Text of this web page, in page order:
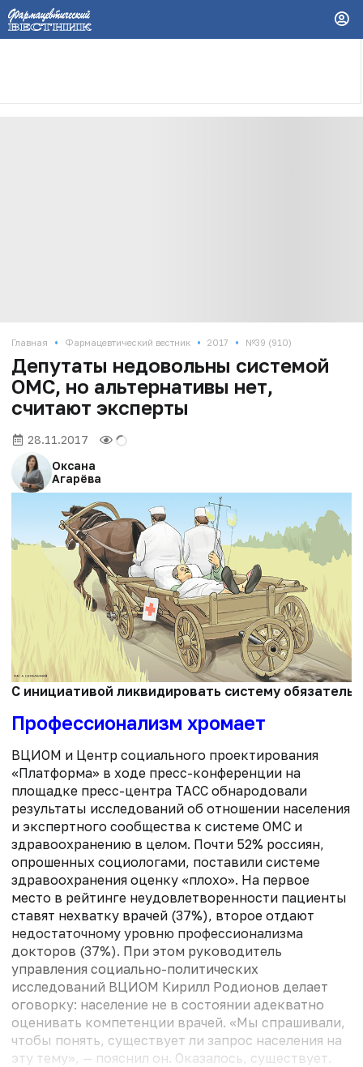
Главная • Фармацевтический вестник • 2017 • №39 (910)
Депутаты недовольны системой
ОМС, но альтернативы нет,
считают эксперты
28.11.2017
Оксана
Агарёва
С инициативой ликвидировать систему
Профессионализм хромает
ВЦИОМ и Центр социального проектирования
«Платформа» в ходе пресс-конференции на
площадке пресс-центра ТАСС обнародовали
результаты исследований об отношении населения
и экспертного сообщества к системе ОМС и
здравоохранению в целом. Почти 52% россиян,
опрошенных социологами, поставили системе
здравоохранения оценку «плохо». На первое
место в рейтинге неудовлетворенности пациенты
ставят нехватку врачей (37%), второе отдают
недостаточному уровню профессионализма
докторов (37%). При этом руководитель
управления социально-политических
исследований ВЦИОМ Кирилл Родионов делает
оговорку: население не в состоянии адекватно
оценивать компетенции врачей. «Мы спрашивали,
чтобы понять, существует ли запрос населения на
эту тему», — пояснил он. Оказалось, существует.